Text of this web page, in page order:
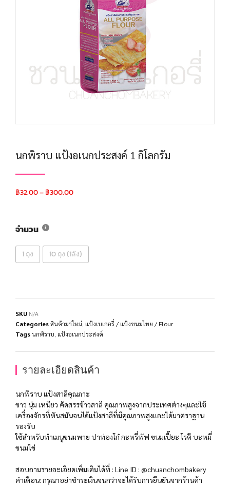
นกพิราบ แป้งอเนกประสงค์ 1 กิโลกรัม
฿32.00–฿300.00
จำนวน
1 ถุง 10 ถุง (1ลัง)
SKU N/A
Categoriesสินค้ามาใหม่ แป้งเบเกอรี่ / แป้งขนมไทย / Flour
Tagsนกพิราบ แป้งอเนกประสงค์
รายละเอียดสินค้า
นกพิราบ แป้งสาลีคุณภาะ
ขาว นุ่ม เหนียว คัดสรรข้าวสาลี คุณภาพสูงจากประเทศต่างๆและใช้
เครื่องจักรที่หันสมันจนได้แป้งสาลีที่มีคุณภาพสูงและได้มาตราฐาน
รองรับ
ใช้สำหรับทำเมนูขนมพาย ปาท่องโก๋ กะหรี่พัฟ ขนมเปี๊ยะ โรตี บะหมี่
ขนมไข่
สอบถามรายละเอียดเพิ่มเติมได้ที่ : Line ID : @chuanchombakery
คำเตือน: กรุณาอย่าชำระเงินจนกว่าจะได้รับการยืนยันจากร้านค้า